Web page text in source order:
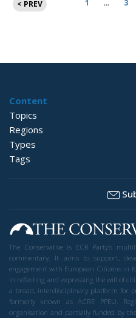
příspěvků
< PREV 1 … 3
Content
Topics
Regions
Types
Tags
The Conservative is ECR Party’s
commentary. It aims to support,
engagement with European Citizens in
in reflecting and expressing the will of
a broad, interdisciplinary platform for
formerly known as ACRE PPEU.
organisation and partially funded by